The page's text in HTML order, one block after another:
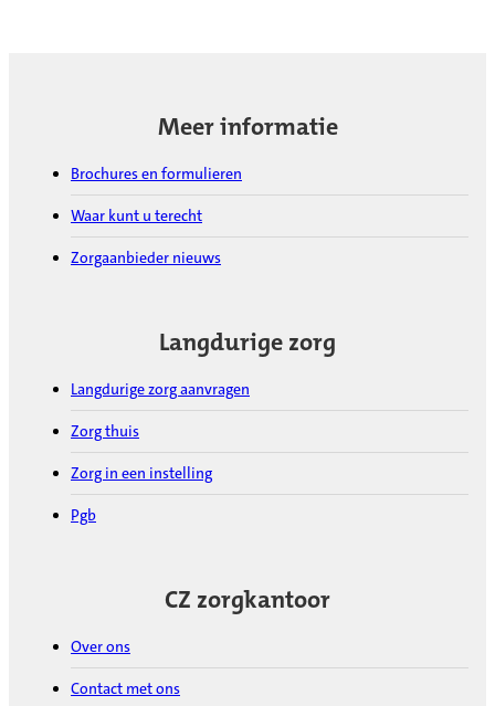
Meer informatie
Brochures en formulieren
Waar kunt u terecht
Zorgaanbieder nieuws
Langdurige zorg
Langdurige zorg aanvragen
Zorg thuis
Zorg in een instelling
Pgb
CZ zorgkantoor
Over ons
Contact met ons